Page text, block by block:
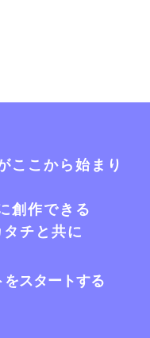
ここから始まり
創作できる
チと共に
スタートする